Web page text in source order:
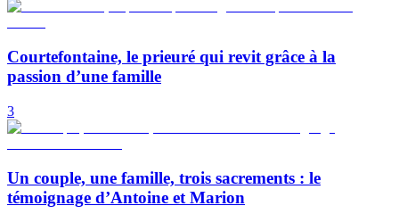
Courtefontaine, le prieuré qui revit grâce à la
passion d’une famille
3
Un couple, une famille, trois sacrements : le
témoignage d’Antoine et Marion